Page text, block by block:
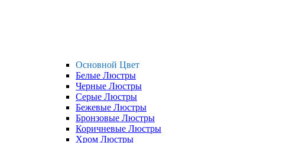
Основной Цвет
Белые Люстры
Черные Люстры
Серые Люстры
Бежевые Люстры
Бронзовые Люстры
Коричневые Люстры
Хром Люстры